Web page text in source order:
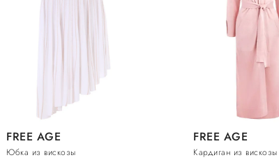
FREE AGE
Юбка из вискозы
FREE AGE
Кардиган из вискозы